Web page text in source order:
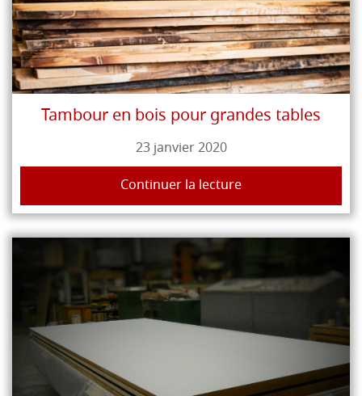
Tambour en bois pour grandes tables
23 janvier 2020
Continuer la lecture